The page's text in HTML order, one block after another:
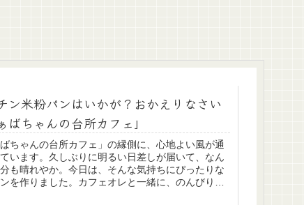
ン米粉パンはいかが？おかえりなさい
ばちゃんの台所カフェ」
ばちゃんの台所カフェ」の縁側に、心地よい風が通
います。久しぶりに明るい日差しが届いて、なん
も晴れやか。今日は、そんな気持ちにぴったりな
を作りました。カフェオレと一緒に、のんびり召